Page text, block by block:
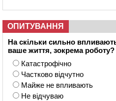
ОПИТУВАННЯ
На скільки сильно
ваше життя, зокрема роботу?
Катастрофічно
Частково відчутно
Майже не впливають
Не відчуваю